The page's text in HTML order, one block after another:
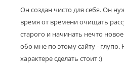
Он создан чисто для себя. Он
время от времени очищать
старого и начинать нечто
обо мне по этому сайту -
характере сделать стоит :)